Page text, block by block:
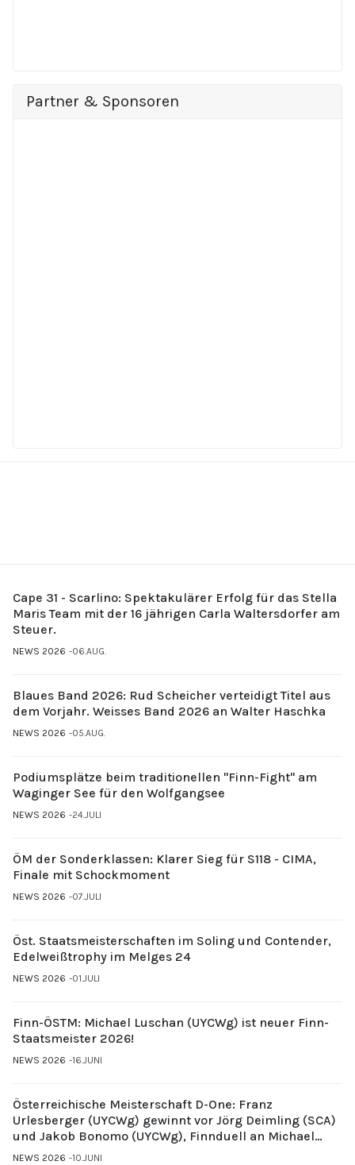
Partner & Sponsoren
Cape 31 - Scarlino: Spektakulärer Erfolg für das Stella
Maris Team mit der 16 jährigen Carla Waltersdorfer am
Steuer.
NEWS 2026 06.AUG.
Blaues Band 2026: Rud Scheicher verteidigt Titel aus
dem Vorjahr. Weisses Band 2026 an Walter Haschka
NEWS 2026 05.AUG.
Podiumsplätze beim traditionellen "Finn-Fight" am
Waginger See für den Wolfgangsee
NEWS 2026 24.JULI
ÖM der Sonderklassen: Klarer Sieg für S118 - CIMA,
Finale mit Schockmoment
NEWS 2026 07.JULI
Öst. Staatsmeisterschaften im Soling und Contender,
Edelweißtrophy im Melges 24
NEWS 2026 01.JULI
Finn-ÖSTM: Michael Luschan (UYCWg) ist neuer Finn-
Staatsmeister 2026!
NEWS 2026 16.JUNI
Österreichische Meisterschaft D-One: Franz
Urlesberger (UYCWg) gewinnt vor Jörg Deimling (SCA)
und Jakob Bonomo (UYCWg), Finnduell an Michael
Gubi (UYCMo)
NEWS 2026 10.JUNI